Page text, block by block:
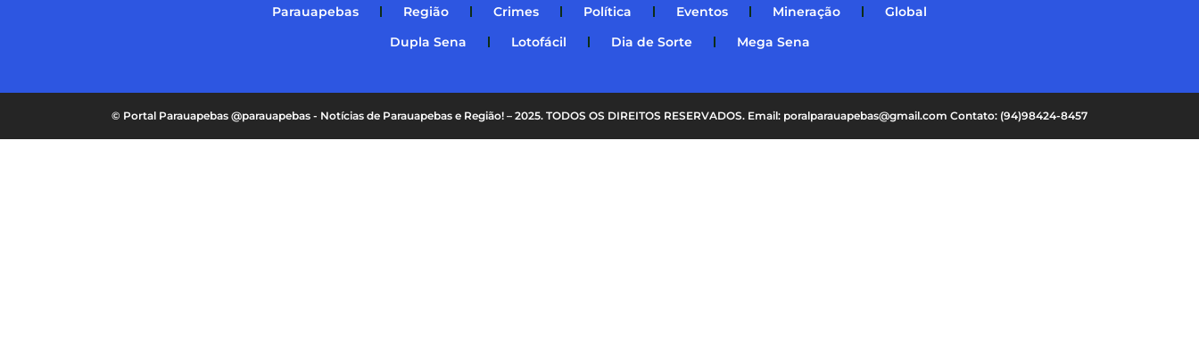
Parauapebas Região Crimes Política Eventos Mineração
Global
Dupla Sena
Lotofácil Dia de Sorte Mega Sena
© Portal Parauapebas @parauapebas - Notícias de Parauapebas e Região! – 2025. TODOS OS DIREITOS RESERVADOS. Email: poralparauapebas@gmail.com Contato: (94)98424-8457